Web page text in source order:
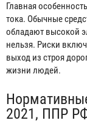
Главная
тока. Обычные
обладают высокой
нельзя. Риски
выход из строя
жизни людей.
2021, ППР